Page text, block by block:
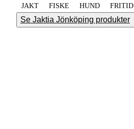
JAKT FISKE HUND FRITID
Se Jaktia Jönköping produkter